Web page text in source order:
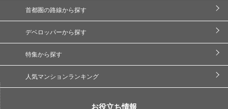
首都圏の路線から探す
デベロッパーから探す
特集から探す
人気マンションランキング
お役立ち情報